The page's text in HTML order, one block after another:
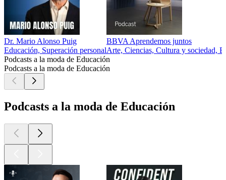
Dr. Mario Alonso Puig
Educación, Superación personal
BBVA Aprendemos juntos
Arte, Ciencias, Cultura y sociedad,
Podcasts a la moda de Educación
Podcasts a la moda de Educación
Podcasts a la moda de Educación